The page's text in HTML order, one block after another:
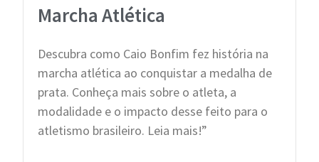
Marcha Atlética
Descubra como Caio Bonfim fez história na
marcha atlética ao conquistar a medalha de
prata. Conheça mais sobre o atleta, a
modalidade e o impacto desse feito para o
atletismo brasileiro. Leia mais!”